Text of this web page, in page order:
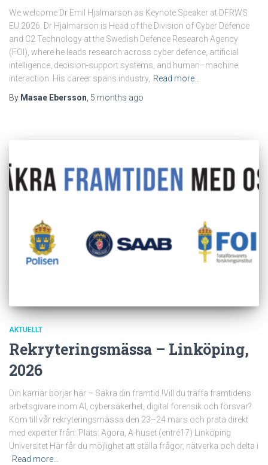
We welcome Dr Emil Hjalmarson as Keynote Speaker at DFRWS
EU 2026. Dr Hjalmarson is Head of the Division of Cyber Defence
and C2 Technology at the Swedish Defence Research Agency
(FOI), where he leads research across cyber defence, artificial
intelligence, decision-support systems, and human–machine
interaction. His career spans industry, Read more…
By Masae Ebersson 5 months ago
AKTUELLT
Rekryteringsmässa – Linköping,
2026
Din karriär börjar här – Säkra din framtid !Vill du träffa framtidens
arbetsgivare inom AI, cybersäkerhet, digital forensik och försvar?
Kom till vår rekryteringsmässa den 23–24 mars och prata direkt
med experter från: Plats: Agora, A-huset (entré17) Linköping
Universitet Här får du möjlighet att ställa frågor, nätverka och delta i
Read more…